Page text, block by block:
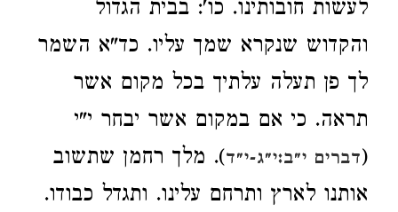
לעשות חובותינו. כו': בבית הגדול
והקדוש שנקרא שמך עליו. כד"א השמר
לך פן תעלה עלתיך בכל מקום אשר
תראה. כי אם במקום אשר יבחר י"י
(דברים י״ב:י״ג-י״ד). מלך רחמן שתשוב
אותנו לארץ ותרחם עלינו. ותגדל כבודו.